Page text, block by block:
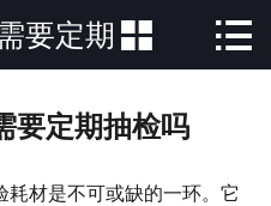
 网站首页
要定期  
要定期抽检吗
耗材是不可或缺的一环。它